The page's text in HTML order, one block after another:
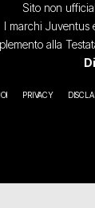
Sito non
I marchi Juventus
alla
PRIVACY